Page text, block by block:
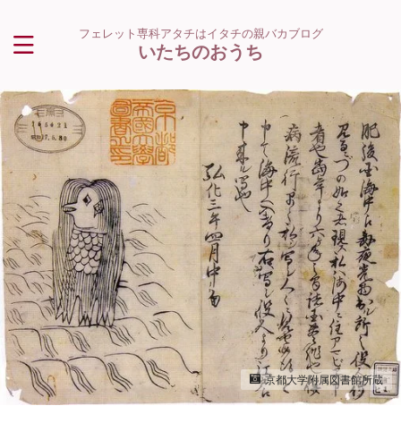
フェレット専科アタチはイタチの親バカブログ
いたちのおうち
京都大学附属図書館所蔵